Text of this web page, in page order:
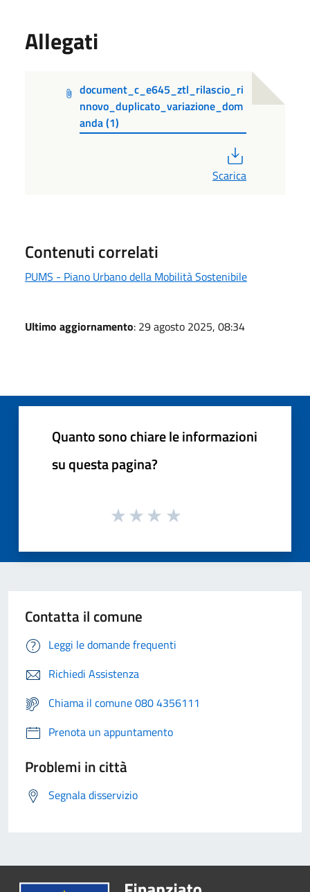
Allegati
document_c_e645_ztl_rilascio_ri
nnovo_duplicato_variazione_dom
anda (1)
Scarica
Contenuti correlati
PUMS - Piano Urbano della Mobilità Sostenibile
Ultimo aggiornamento: 29 agosto 2025, 08:34
Quanto sono chiare le informazioni
su questa pagina?
Contatta il comune
Leggi le domande frequenti
Richiedi Assistenza
Chiama il comune 080 4356111
Prenota un appuntamento
Problemi in città
Segnala disservizio